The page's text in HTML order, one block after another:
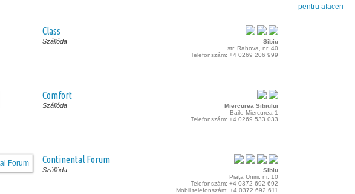
Class
Sibiu
str. Rahova, nr. 40
Telefonszám: +4 0269 206 999
Szállóda
Comfort
Miercurea Sibiului
Baile Miercurea 1
Telefonszám: +4 0269 533 033
Szállóda
Continental Forum
Sibiu
Piaţa Unirii, nr. 10
Telefonszám: +4 0372 692 692
Mobil telefonszám: +4 0372 692 611
Szállóda
pentru afaceri